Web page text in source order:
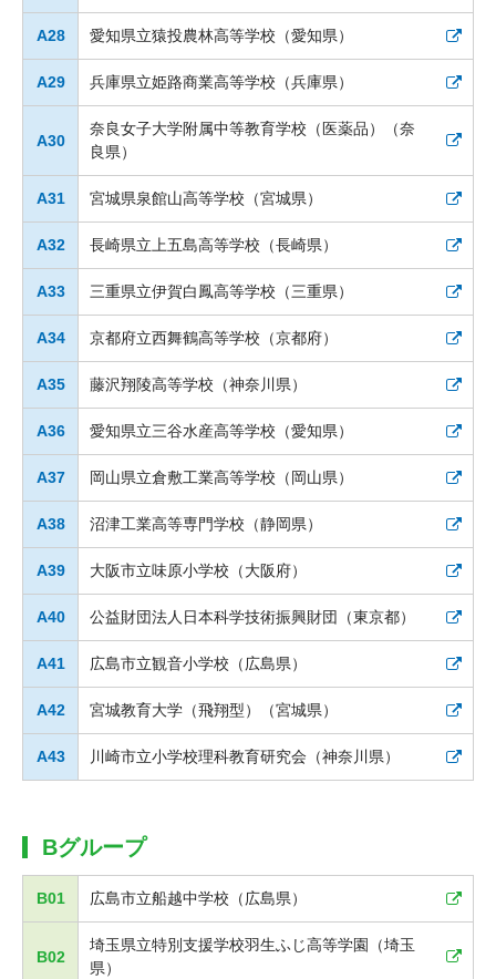
A28 愛知県立猿投農林高等学校（愛知県）
A29 兵庫県立姫路商業高等学校（兵庫県）
A30
奈良女子大学附属中等教育学校（医薬品）（奈
良県）
A31 宮城県泉館山高等学校（宮城県）
A32 長崎県立上五島高等学校（長崎県）
A33 三重県立伊賀白鳳高等学校（三重県）
A34 京都府立西舞鶴高等学校（京都府）
A35 藤沢翔陵高等学校（神奈川県）
A36 愛知県立三谷水産高等学校（愛知県）
A37 岡山県立倉敷工業高等学校（岡山県）
A38 沼津工業高等専門学校（静岡県）
A39 大阪市立味原小学校（大阪府）
A40 公益財団法人日本科学技術振興財団（東京都）
A41 広島市立観音小学校（広島県）
A42 宮城教育大学（飛翔型）（宮城県）
A43 川崎市立小学校理科教育研究会（神奈川県）
Bグループ
B01 広島市立船越中学校（広島県）
B02
埼玉県立特別支援学校羽生ふじ高等学園（埼玉
県）